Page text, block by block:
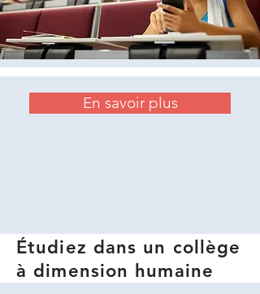
En savoir plus
Étudiez dans un collège
à dimension humaine